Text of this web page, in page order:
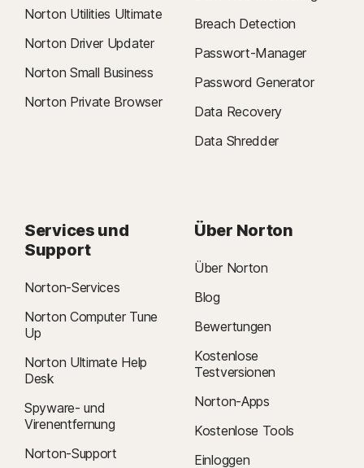
Norton Utilities Ultimate
Norton Driver Updater
Norton Small Business
Norton Private Browser
Breach Detection
Passwort-Manager
Password Generator
Data Recovery
Data Shredder
Services und
Support
Norton-Services
Norton Computer Tune
Up
Norton Ultimate Help
Desk
Spyware- und
Virenentfernung
Norton-Support
Über Norton
Über Norton
Blog
Bewertungen
Kostenlose
Testversionen
Norton-Apps
Kostenlose Tools
Einloggen